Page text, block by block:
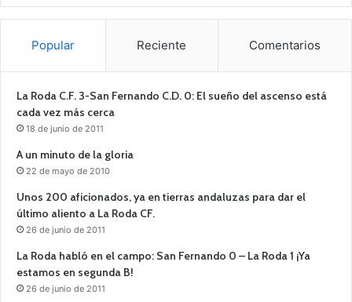
Popular Reciente Comentarios
La Roda C.F. 3-San Fernando C.D. 0: El sueño del ascenso está
cada vez más cerca
18 de junio de 2011
A un minuto de la gloria
22 de mayo de 2010
Unos 200 aficionados, ya en tierras andaluzas para dar el
último aliento a La Roda CF.
26 de junio de 2011
La Roda habló en el campo: San Fernando 0 – La Roda 1 ¡Ya
estamos en segunda B!
26 de junio de 2011